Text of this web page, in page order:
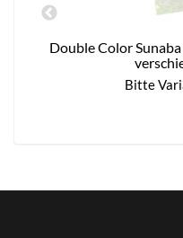
Double Color
Bitte